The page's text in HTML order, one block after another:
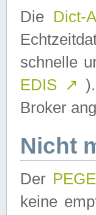
Die Dict-
schnelle
EDIS ↗
Broker
Nicht
Der
keine